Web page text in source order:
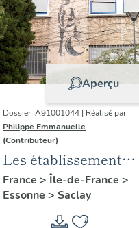
Aperçu
Dossier IA91001044 | Réalisé par
Philippe Emmanuelle
(Contributeur)
Les établissements
scientifiques et
universitaires du
plateau de Saclay
France > Île-de-France >
Essonne > Saclay